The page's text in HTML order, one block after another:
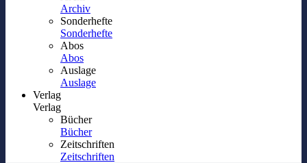
Archiv
Sonderhefte
Sonderhefte
Abos
Abos
Auslage
Auslage
Verlag
Verlag
Bücher
Bücher
Zeitschriften
Zeitschriften